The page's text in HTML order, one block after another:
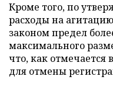
Кроме того, по
расходы на
законом предел
максимального
что, как отмечается
для отмены